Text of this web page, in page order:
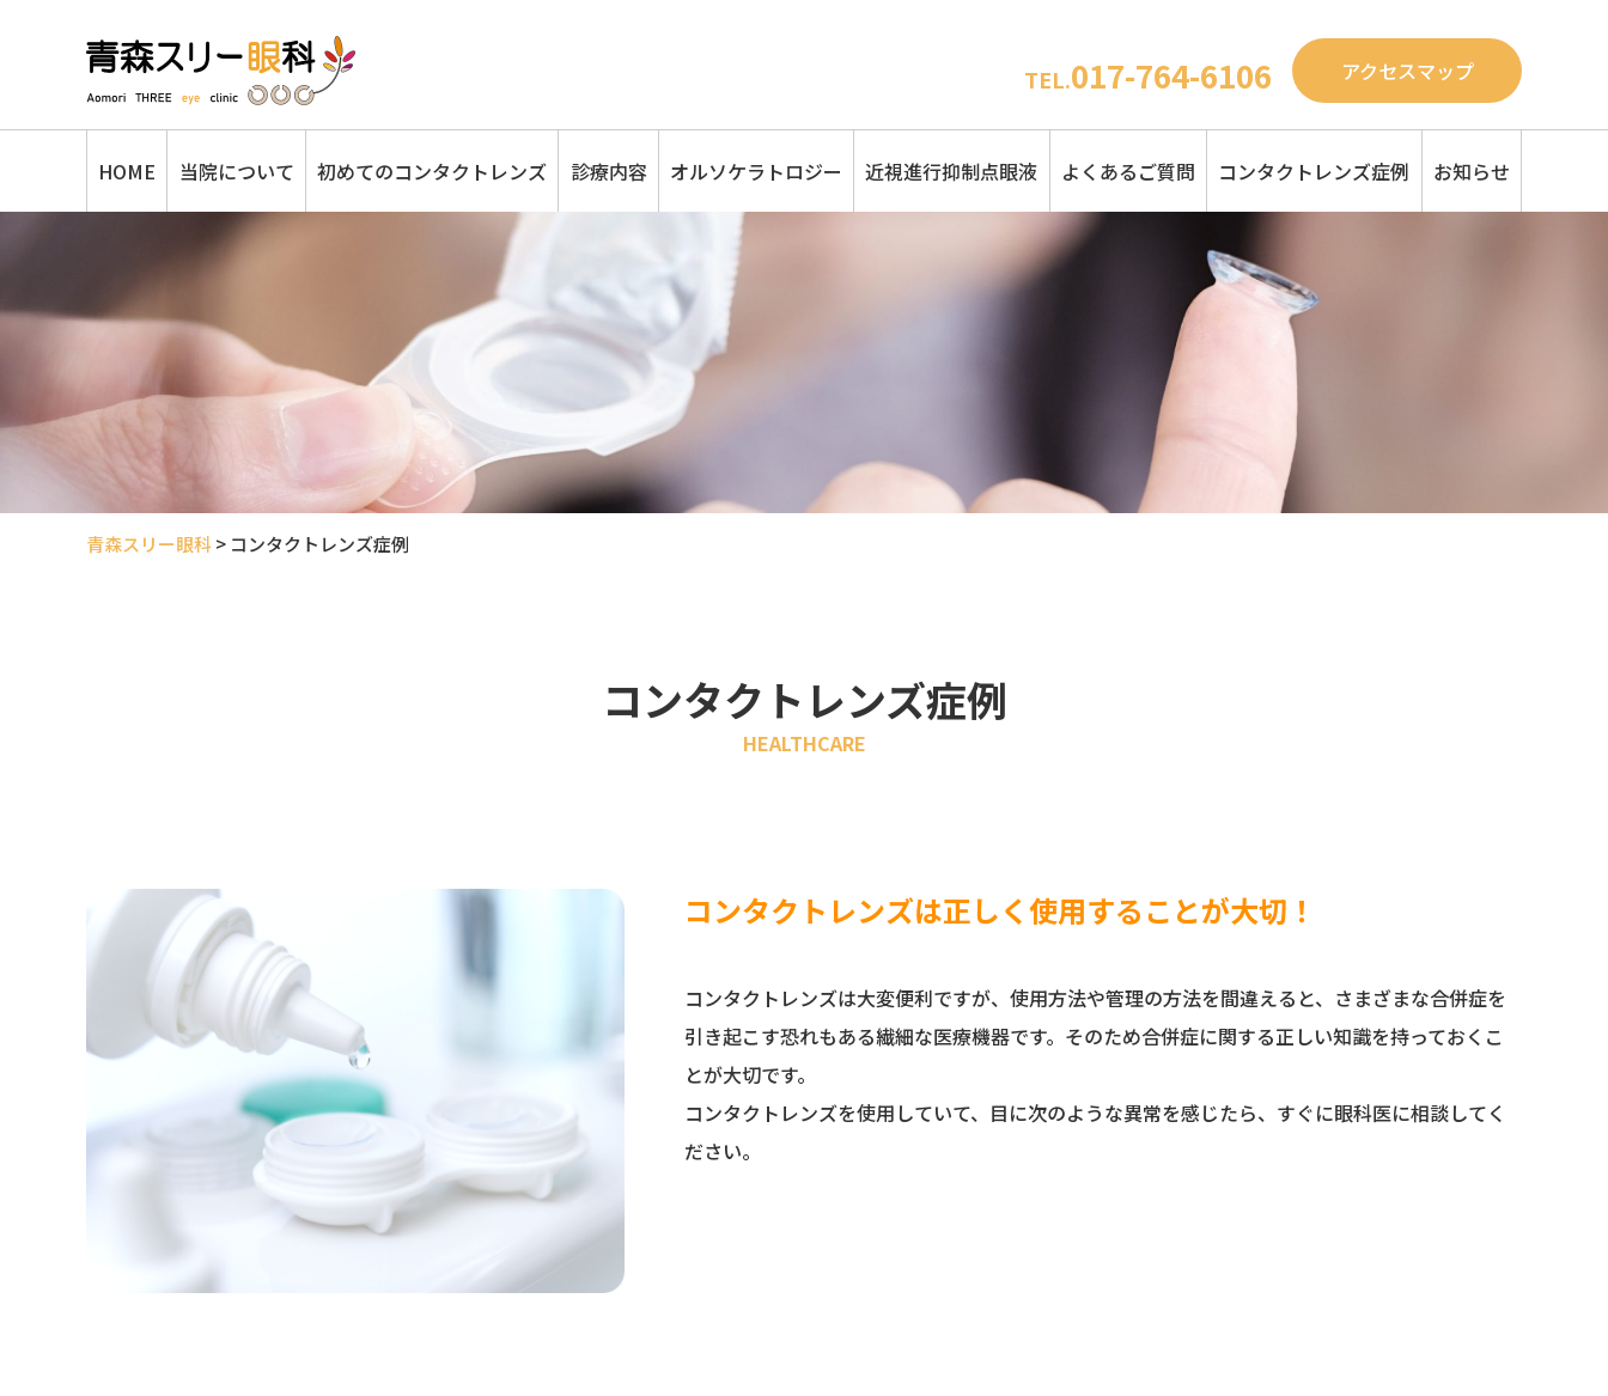
TEL.017-764-6106 アクセスマップ
HOME 当院について 初めてのコンタクトレンズ 診療内容 オルソケラトロジー 近視進行抑制点眼液 よくあるご質問 コンタクトレンズ症例 お知らせ
青森スリー眼科> コンタクトレンズ症例
コンタクトレンズ症例
HEALTHCARE
コンタクトレンズは正しく使用することが大切！
コンタクトレンズは大変便利ですが、使用方法や管理の方法を間違えると、さまざまな合併症を
引き起こす恐れもある繊細な医療機器です。そのため合併症に関する正しい知識を持っておくこ
とが大切です。
コンタクトレンズを使用していて、目に次のような異常を感じたら、すぐに眼科医に相談してく
ださい。